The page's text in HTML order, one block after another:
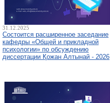
31.12.2025
Состоится расширенное заседание
кафедры «Общей и прикладной
психологии» по обсуждению
диссертации Қожан Алтынай - 2026